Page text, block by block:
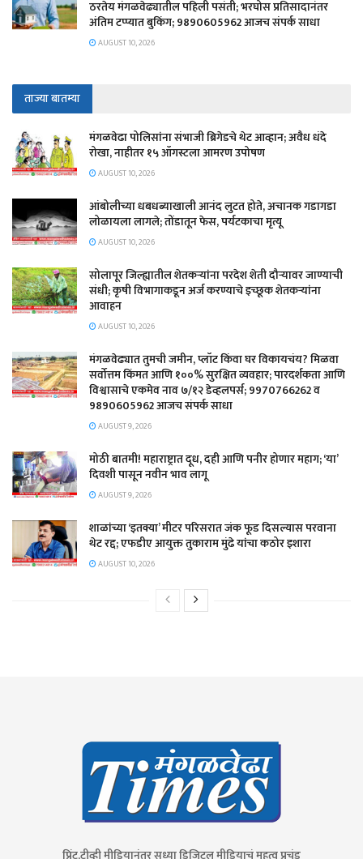
ठरतेय मंगळवेढ्यातील पहिली पसंती; भरघोस प्रतिसादानंतर
अंतिम टप्प्यात बुकिंग; 9890605962 आजच संपर्क साधा
AUGUST 10, 2026
ताज्या बातम्या
मंगळवेढा पोलिसांना संभाजी ब्रिगेडचे थेट आव्हान; अवैध धंदे
रोखा, नाहीतर १५ ऑगस्टला आमरण उपोषण
AUGUST 10, 2026
आंबोलीच्या धबधब्याखाली आनंद लुटत होते, अचानक गडागडा
लोळायला लागले; तोंडातून फेस, पर्यटकाचा मृत्यू
AUGUST 10, 2026
सोलापूर जिल्ह्यातील शेतकऱ्यांना परदेश शेती दौऱ्यावर जाण्याची
संधी; कृषी विभागाकडून अर्ज करण्याचे इच्छूक शेतकऱ्यांना
आवाहन
AUGUST 10, 2026
मंगळवेढ्यात तुमची जमीन, प्लॉट किंवा घर विकायचंय? मिळवा
सर्वोत्तम किंमत आणि १००% सुरक्षित व्यवहार; पारदर्शकता आणि
विश्वासाचे एकमेव नाव ७/१२ डेव्हलपर्स; 9970766262 व
9890605962 आजच संपर्क साधा
AUGUST 9, 2026
मोठी बातमी! महाराष्ट्रात दूध, दही आणि पनीर होणार महाग; ‘या’
दिवशी पासून नवीन भाव लागू
AUGUST 9, 2026
शाळांच्या ‘इतक्या’ मीटर परिसरात जंक फूड दिसल्यास परवाना
थेट रद्द; एफडीए आयुक्त तुकाराम मुंढे यांचा कठोर इशारा
AUGUST 10, 2026
प्रिंट,टीव्ही मीडियानंतर सध्या डिजिटल मीडियाचं महत्व प्रचंड